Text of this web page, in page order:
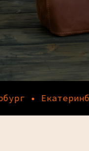
Екатеринбург